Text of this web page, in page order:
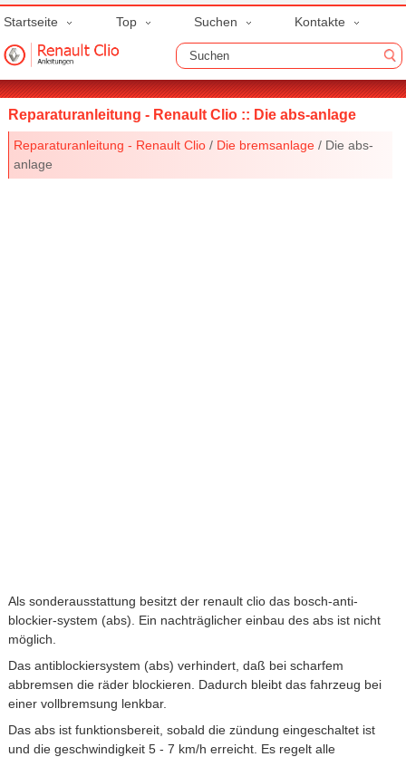
Startseite Top Suchen Kontakte
Reparaturanleitung - Renault Clio :: Die abs-anlage
Reparaturanleitung - Renault Clio / Die bremsanlage / Die abs-
anlage
Als sonderausstattung besitzt der renault clio das bosch-anti-
blockier-system (abs). Ein nachträglicher einbau des abs ist nicht
möglich.
Das antiblockiersystem (abs) verhindert, daß bei scharfem
abbremsen die räder blockieren. Dadurch bleibt das fahrzeug bei
einer vollbremsung lenkbar.
Das abs ist funktionsbereit, sobald die zündung eingeschaltet ist
und die geschwindigkeit 5 - 7 km/h erreicht. Es regelt alle